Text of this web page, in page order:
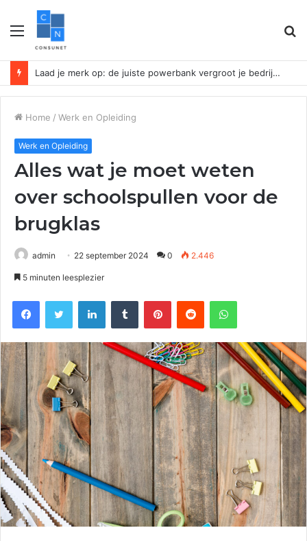
Menu
Laad je merk op: de juiste powerbank vergroot je bedrijfszichtbaarheid
Home / Werk en Opleiding
Werk en Opleiding
Alles wat je moet weten
over schoolspullen voor de
brugklas
admin 22 september 2024 0 2.446
5 minuten leesplezier